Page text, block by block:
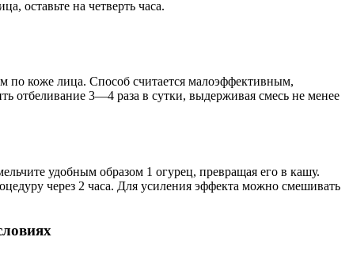
оставьте на четверть часа.
по коже лица. Способ считается малоэффективным,
отбеливание 3—4 раза в сутки, выдерживая смесь не менее
удобным образом 1 огурец, превращая его в кашу.
через 2 часа. Для усиления эффекта можно смешивать